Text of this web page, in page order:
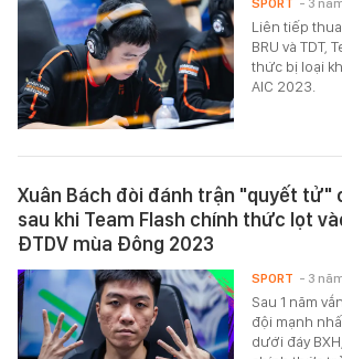
Liên tiếp
BRU và TDT,
thức bị loại
AIC 2023.
SPORT - 3
Xuân Bách đòi đánh trận "quyết tử"
sau khi Team Flash chính thức lọt
ĐTDV mùa Đông 2023
Sau 1 năm
đội mạnh
dưới đáy
SPORT - 3